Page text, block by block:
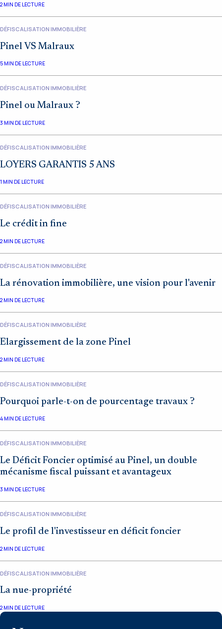
2 MIN DE LECTURE
DÉFISCALISATION IMMOBILIÈRE
Pinel VS Malraux
5 MIN DE LECTURE
DÉFISCALISATION IMMOBILIÈRE
Pinel ou Malraux ?
3 MIN DE LECTURE
DÉFISCALISATION IMMOBILIÈRE
LOYERS GARANTIS 5 ANS
1 MIN DE LECTURE
DÉFISCALISATION IMMOBILIÈRE
Le crédit in fine
2 MIN DE LECTURE
DÉFISCALISATION IMMOBILIÈRE
La rénovation immobilière, une vision pour l'avenir
2 MIN DE LECTURE
DÉFISCALISATION IMMOBILIÈRE
Elargissement de la zone Pinel
2 MIN DE LECTURE
DÉFISCALISATION IMMOBILIÈRE
Pourquoi parle-t-on de pourcentage travaux ?
4 MIN DE LECTURE
DÉFISCALISATION IMMOBILIÈRE
Le Déficit Foncier optimisé au Pinel, un double
mécanisme fiscal puissant et avantageux
3 MIN DE LECTURE
DÉFISCALISATION IMMOBILIÈRE
Le profil de l'investisseur en déficit foncier
2 MIN DE LECTURE
DÉFISCALISATION IMMOBILIÈRE
La nue-propriété
2 MIN DE LECTURE